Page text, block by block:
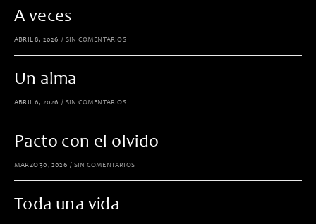
A veces
ABRIL 8, 2026 / SIN COMENTARIOS
Un alma
ABRIL 6, 2026 / SIN COMENTARIOS
Pacto con el olvido
MARZO 30, 2026 / SIN COMENTARIOS
Toda una vida